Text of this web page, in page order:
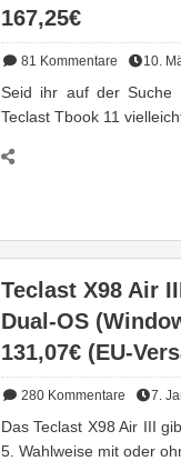
167,25€
81 Kommentare 10.
Seid ihr auf der Suche
Teclast Tbook 11
Teclast X98 Air
Dual-OS
131,07€ (EU-
280 Kommentare 7.
Das Teclast X98 Air III
5. Wahlweise mit oder